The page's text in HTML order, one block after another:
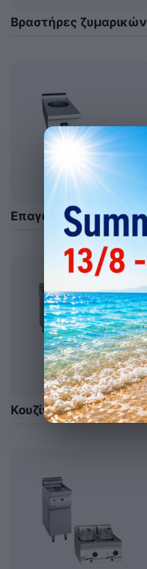
Βραστήρες ζυμαρικών
Επαγωγικές εστίες
Κουζίνες